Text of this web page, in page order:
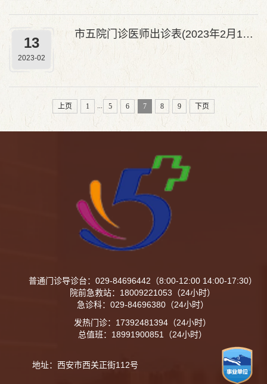
假日门诊，中午开设午间门诊。针灸推拿康复科，
开设夜间门诊。2023年4月24日-2023年4月28日
门诊出诊安排如下
13
2023-02
市五院门诊医师出诊表(2023年2月13日-2023年2月19日)
上页 1 5 6 7 8 9 下页
普通门诊导诊台：029-84696442（8:00-12:00 14:00-17:30）
院前急救站：18009221053（24小时）
急诊科：029-84696380（24小时）
发热门诊：17392481394（24小时）
总值班：18991900851（24小时）
地址：西安市西关正街112号